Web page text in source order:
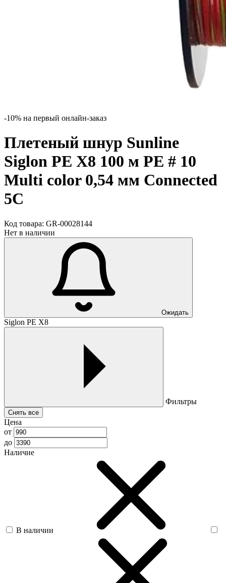
-10% на первый онлайн-заказ
Плетеный шнур Sunline
Siglon PE X8 100 м PE # 10
Multi color 0,54 мм Connected
5C
Код товара: GR-00028144
Нет в наличии
Ожидать
Siglon PE X8
Фильтры
Снять все
Цена
от
до
Наличие
В наличии